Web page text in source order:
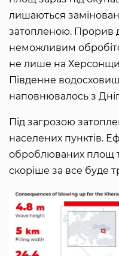
лишаються
затопленою. Прорив
неможливим
не лише на
Південне
наповнювалось з
Під загрозою
населених пунктів.
оброблюваних площ
скоріше за все буде